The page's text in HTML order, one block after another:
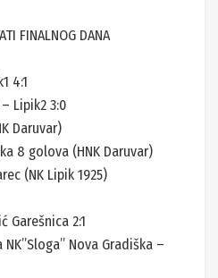
FINALNOG DANA
4:1
Lipik2 3:0
Daruvar)
8 golova (HNK Daruvar)
(NK Lipik 1925)
Garešnica 2:1
Nova Gradiška –